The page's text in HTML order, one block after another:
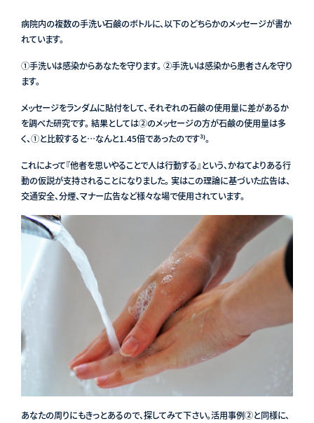
病院内の複数の手洗い石鹸のボトルに、以下のどちらかのメッセージが書か
れています。
①手洗いは感染からあなたを守ります。 ②手洗いは感染から患者さんを守り
ます。
メッセージをランダムに貼付をして、それぞれの石鹸の使用量に差があるか
を調べた研究です。 結果としては②のメッセージの方が石鹸の使用量は多
く、①と比較すると…なんと1.45倍であったのです³⁾。
これによって『他者を思いやることで人は行動する』という、かねてよりある行
動の仮説が支持されることになりました。 実はこの理論に基づいた広告は、
交通安全、分煙、マナー広告など様々な場で使用されています。
あなたの周りにもきっとあるので、探してみて下さい。活用事例②と同様に、